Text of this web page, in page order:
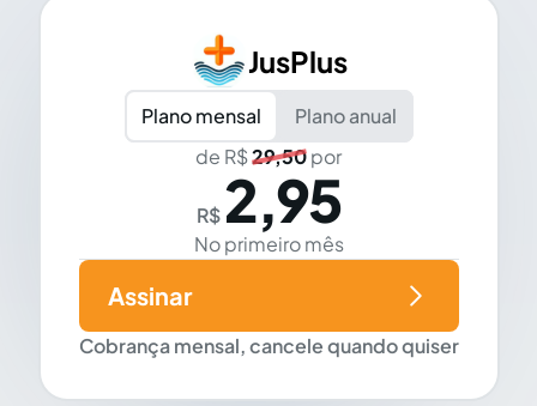
JusPlus
Plano mensal
Plano anual
de R$29,50por
R$ 2,95
No primeiro mês
Cobrança mensal, cancele quando quiser
Assinar